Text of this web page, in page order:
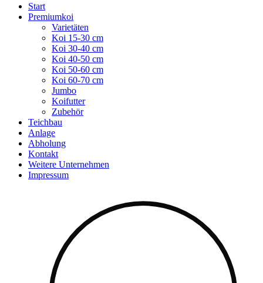
Start
Premiumkoi
Varietäten
Koi 15-30 cm
Koi 30-40 cm
Koi 40-50 cm
Koi 50-60 cm
Koi 60-70 cm
Jumbo
Koifutter
Zubehör
Teichbau
Anlage
Abholung
Kontakt
Weitere Unternehmen
Impressum